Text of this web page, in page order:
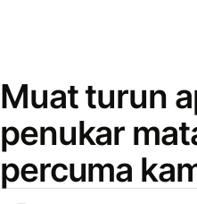
Muat turun
penukar
percuma